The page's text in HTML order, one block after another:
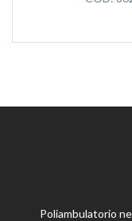
Poliambulatorio